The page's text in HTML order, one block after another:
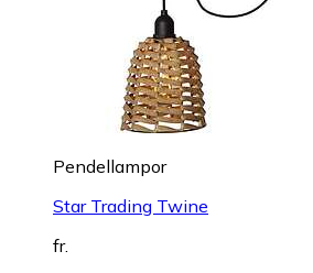
Pendellampor
Star Trading Twine
fr.